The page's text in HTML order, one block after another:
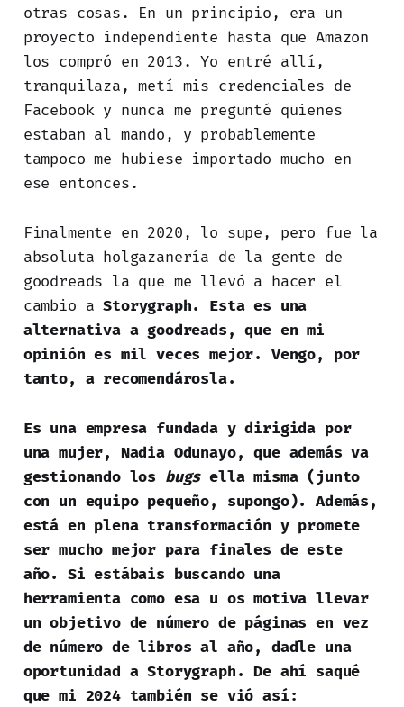
otras cosas. En un principio, era un
proyecto independiente hasta que Amazon
los compró en 2013. Yo entré allí,
tranquilaza, metí mis credenciales de
Facebook y nunca me pregunté quienes
estaban al mando, y probablemente
tampoco me hubiese importado mucho en
ese entonces.
Finalmente en 2020, lo supe, pero fue la
absoluta holgazanería de la gente de
goodreads la que me llevó a hacer el
cambio aStorygraph. Esta es una
alternativa a goodreads, que en mi
opinión es mil veces mejor. Vengo, por
tanto, a recomendárosla.
Es una empresa fundada y dirigida por
una mujer, Nadia Odunayo, que además va
gestionando los bugsella misma (junto
con un equipo pequeño, supongo). Además,
está en plena transformación y promete
ser mucho mejor para finales de este
año. Si estábais buscando una
herramienta como esa u os motiva llevar
un objetivo de número de páginas en vez
de número de libros al año, dadle una
oportunidad a Storygraph. De ahí saqué
que mi 2024 también se vió así: